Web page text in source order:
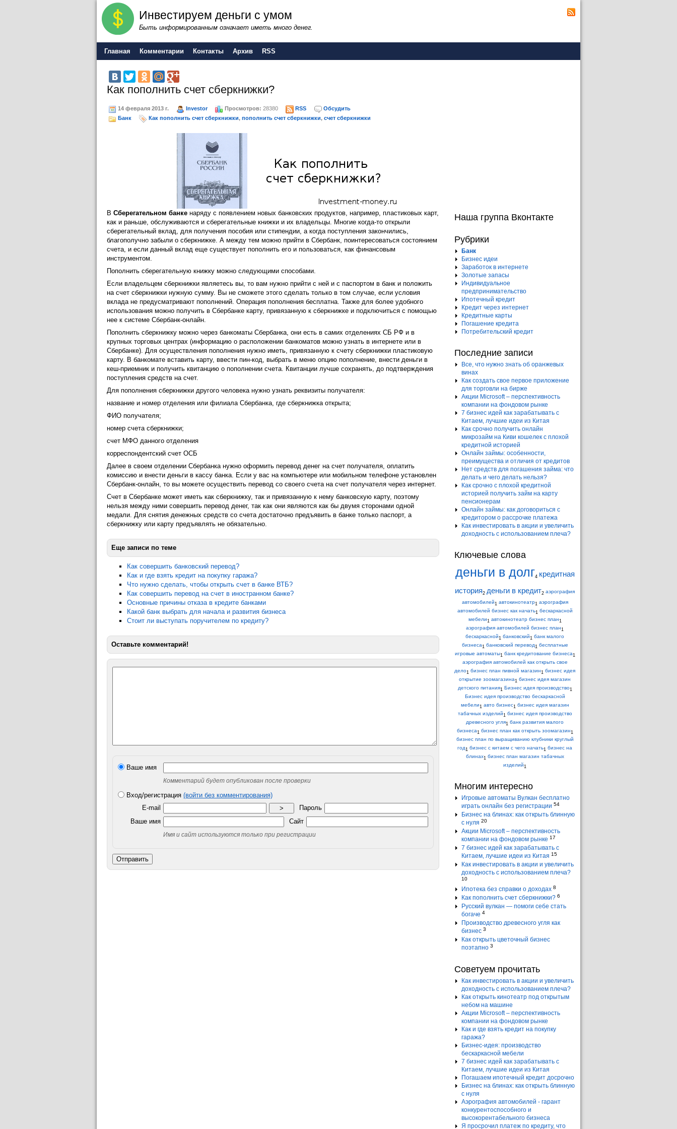
Инвестируем деньги с умом
Быть информированным означает иметь много денег.
Главная Комментарии Контакты Архив RSS
Как пополнить счет сберкнижки?
14 февраля 2013 г. Investor Просмотров: 28380 RSS
Обсудить
Банк
Как пополнить счет сберкнижки, пополнить счет сберкнижки, счет сберкнижки
В Сберегательном банке наряду с появлением новых банковских продуктов, например, пластиковых карт,
как и раньше, обслуживаются и сберегательные книжки и их владельцы. Многие когда-то открыли
сберегательный вклад, для получения пособия или стипендии, а когда поступления закончились,
благополучно забыли о сберкнижке. А между тем можно прийти в Сбербанк, поинтересоваться состоянием
счета, и если данный вклад еще существует пополнить его и пользоваться, как финансовым
инструментом.
Пополнить сберегательную книжку можно следующими способами.
Если владельцем сберкнижки являетесь вы, то вам нужно прийти с ней и с паспортом в банк и положить
на счет сберкнижки нужную сумму. Вы не сможете этого сделать только в том случае, если условия
вклада не предусматривают пополнений. Операция пополнения бесплатна. Также для более удобного
использования можно получить в Сбербанке карту, привязанную к сберкнижке и подключиться с помощью
нее к системе Сбербанк-онлайн.
Пополнить сберкнижку можно через банкоматы Сбербанка, они есть в самих отделениях СБ РФ и в
крупных торговых центрах (информацию о расположении банкоматов можно узнать в интернете или в
Сбербанке). Для осуществления пополнения нужно иметь, привязанную к счету сберкнижки пластиковую
карту. В банкомате вставить карту, ввести пин-код, выбрать в меню опцию пополнение, внести деньги в
кеш-приемник и получить квитанцию о пополнении счета. Квитанции лучше сохранять, до подтверждения
поступления средств на счет.
Для пополнения сберкнижки другого человека нужно узнать реквизиты получателя:
название и номер отделения или филиала Сбербанка, где сберкнижка открыта;
ФИО получателя;
номер счета сберкнижки;
счет МФО данного отделения
корреспондентский счет ОСБ
Далее в своем отделении Сбербанка нужно оформить перевод денег на счет получателя, оплатить
комиссию и внести деньги в кассу банка. Если у вас на компьютере или мобильном телефоне установлен
Сбербанк-онлайн, то вы можете осуществить перевод со своего счета на счет получателя через интернет.
Счет в Сбербанке может иметь как сберкнижку, так и привязанную к нему банковскую карту, поэтому
нельзя между ними совершить перевод денег, так как они являются как бы двумя сторонами одной
медали. Для снятия денежных средств со счета достаточно предъявить в банке только паспорт, а
сберкнижку или карту предъявлять не обязательно.
Еще записи по теме
Как совершить банковский перевод?
Как и где взять кредит на покупку гаража?
Что нужно сделать, чтобы открыть счет в банке ВТБ?
Как совершить перевод на счет в иностранном банке?
Основные причины отказа в кредите банками
Какой банк выбрать для начала и развития бизнеса
Стоит ли выступать поручителем по кредиту?
Оставьте комментарий!
Ваше имя
Комментарий будет опубликован после проверки
Вход/регистрация (войти без комментирования)
E-mail
>
Пароль
Ваше имя
Сайт
Имя и сайт используются только при регистрации
Отправить
Наша группа Вконтакте
Рубрики
Банк
Бизнес идеи
Заработок в интернете
Золотые запасы
Индивидуальное
предпринимательство
Ипотечный кредит
Кредит через интернет
Кредитные карты
Погашение кредита
Потребительский кредит
Последние записи
Все, что нужно знать об оранжевых
винах
Как создать свое первое приложение
для торговли на бирже
Акции Microsoft – перспективность
компании на фондовом рынке
7 бизнес идей как зарабатывать с
Китаем, лучшие идеи из Китая
Как срочно получить онлайн
микрозайм на Киви кошелек с плохой
кредитной историей
Онлайн займы: особенности,
преимущества и отличия от кредитов
Нет средств для погашения займа: что
делать и чего делать нельзя?
Как срочно с плохой кредитной
историей получить займ на карту
пенсионерам
Онлайн займы: как договориться с
кредитором о рассрочке платежа
Как инвестировать в акции и увеличить
доходность с использованием плеча?
Ключевые слова
деньги в долг4 кредитная
история2 деньги в кредит2 аэрография
автомобилей1 автокинотеатр1 аэрография
автомобилей бизнес как начать1 бескаркасной
мебели1 автокинотеатр бизнес план1
аэрография автомобилей бизнес план1
бескаркасной1 банковский1 банк малого
бизнеса1 банковский перевод1 бесплатные
игровые автоматы1 банк кредитование бизнеса1
аэрография автомобилей как открыть свое
дело1 бизнес план пивной магазин1 бизнес идея
открытие зоомагазина1 бизнес идея магазин
детского питания1 Бизнес идея производство1
Бизнес идея производство бескаркасной
мебели1 авто бизнес1 бизнес идея магазин
табачных изделий1 бизнес идея производство
древесного угля1 банк развития малого
бизнеса1 бизнес план как открыть зоомагазин1
бизнес план по выращиванию клубники круглый
год1 бизнес с китаем с чего начать1 бизнес на
блинах1 бизнес план магазин табачных
изделий1
Многим интересно
Игровые автоматы Вулкан бесплатно
играть онлайн без регистрации 54
Бизнес на блинах: как открыть блинную
с нуля 20
Акции Microsoft – перспективность
компании на фондовом рынке 17
7 бизнес идей как зарабатывать с
Китаем, лучшие идеи из Китая 15
Как инвестировать в акции и увеличить
доходность с использованием плеча?
10
Ипотека без справки о доходах 8
Как пополнить счет сберкнижки? 6
Русский вулкан — помоги себе стать
богаче 4
Производство древесного угля как
бизнес 3
Как открыть цветочный бизнес
поэтапно 3
Советуем прочитать
Как инвестировать в акции и увеличить
доходность с использованием плеча?
Как открыть кинотеатр под открытым
небом на машине
Акции Microsoft – перспективность
компании на фондовом рынке
Как и где взять кредит на покупку
гаража?
Бизнес-идея: производство
бескаркасной мебели
7 бизнес идей как зарабатывать с
Китаем, лучшие идеи из Китая
Погашаем ипотечный кредит досрочно
Бизнес на блинах: как открыть блинную
с нуля
Аэрография автомобилей - гарант
конкурентоспособного и
высокорентабельного бизнеса
Я просрочил платеж по кредиту, что